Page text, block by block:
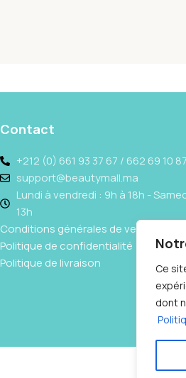
Ce
dont
Contact
+212 (0) 661 93 37 67 / 662 69 10 87
support@beautymall.ma
Lundi à vendredi : 9h à 18h -
13h
Conditions générales de vente
Politique de confidentialité
Politique de livraison